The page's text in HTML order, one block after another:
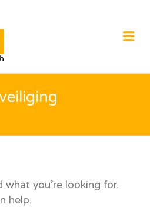
what you’re looking for.
help.